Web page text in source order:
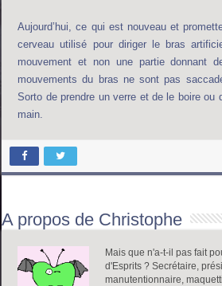
Aujourd’hui, ce qui est nouveau et
cerveau utilisé pour diriger le bras
mouvement et non une partie donnant
mouvements du bras ne sont pas
Sorto de prendre un verre et de le boire ou
main.
A propos de Christophe
Mais que n'a-t-il pas fait
d'Esprits ? Secrétaire,
manutentionnaire,